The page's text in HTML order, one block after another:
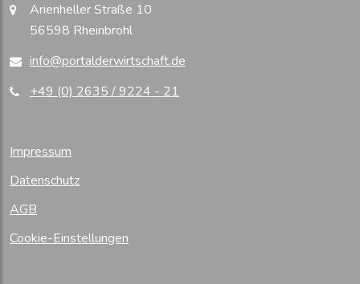
Arienheller Straße 10
56598 Rheinbrohl
info@portalderwirtschaft.de
+49 (0) 2635 / 9224 - 21
Impressum
Datenschutz
AGB
Cookie-Einstellungen